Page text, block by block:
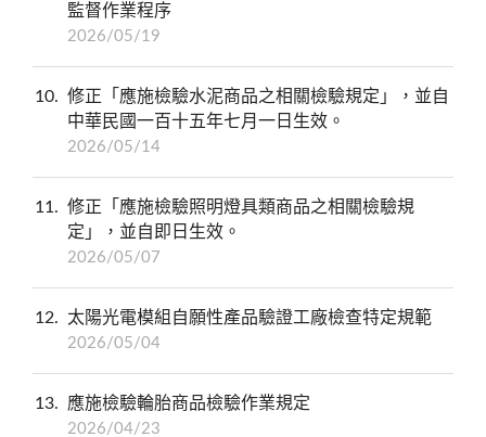
監督作業程序
2026/05/19
10
修正「應施檢驗水泥商品之相關檢驗規定」，並自
中華民國一百十五年七月一日生效。
2026/05/14
11
修正「應施檢驗照明燈具類商品之相關檢驗規
定」，並自即日生效。
2026/05/07
12 太陽光電模組自願性產品驗證工廠檢查特定規範
2026/05/04
13 應施檢驗輪胎商品檢驗作業規定
2026/04/23